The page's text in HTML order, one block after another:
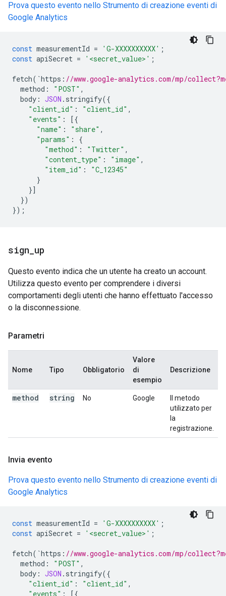
Prova questo evento nello Strumento di creazione eventi di
Google Analytics
const measurementId = 'G-XXXXXXXXXX' ;
const apiSecret = '<secret_value>' ;
fetch( `https : //www.google-analytics.com/mp/
method : "POST" ,
body : JSON . stringify({
"client_id" : "client_id" ,
"events" :
[{
"name" : "share" ,
"params" :
{
"method" : "Twitter" ,
"content_type" : "image" ,
"item_id" :
"C_12345"
}
}]
})
});
sign up
Questo evento indica che un utente ha creato un account.
Utilizza questo evento per comprendere i diversi
comportamenti degli utenti che hanno effettuato l'accesso
o la disconnessione.
Parametri
Nome Tipo Obbligatorio
Valore
di
esempio
Descrizione
method string No Google
Il metodo
utilizzato per
la
registrazione.
Invia evento
Prova questo evento nello Strumento di creazione eventi di
Google Analytics
const measurementId = 'G-XXXXXXXXXX' ;
const apiSecret = '<secret_value>' ;
fetch( `https : //www.google-analytics.com/mp/
method : "POST" ,
body : JSON . stringify({
"client_id" : "client_id" ,
"events" : [{